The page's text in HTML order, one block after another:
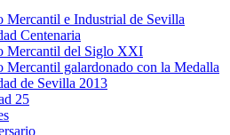
Mercantil e Industrial de Sevilla
Centenaria
Mercantil del Siglo XXI
Mercantil galardonado con la Medalla
de Sevilla 2013
25